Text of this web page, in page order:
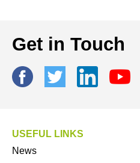
Get in Touch
USEFUL LINKS
News